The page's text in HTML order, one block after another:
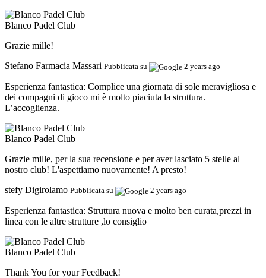
Blanco Padel Club
Grazie mille!
Stefano Farmacia Massari Pubblicata su 2 years ago
Esperienza fantastica: Complice una giornata di sole meravigliosa e
dei compagni di gioco mi è molto piaciuta la struttura.
L’accoglienza.
Blanco Padel Club
Grazie mille, per la sua recensione e per aver lasciato 5 stelle al
nostro club! L'aspettiamo nuovamente! A presto!
stefy Digirolamo Pubblicata su 2 years ago
Esperienza fantastica: Struttura nuova e molto ben curata,prezzi in
linea con le altre strutture ,lo consiglio
Blanco Padel Club
Thank You for your Feedback!